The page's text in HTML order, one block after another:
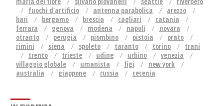
fuochi d'artificio
antenna parabolica
arezzo
bari
bergamo brescia cagliari
catania
ferrara
genova modena napoli
novara
otranto
perugia piombino pistoia
prato
rimini
siena spoleto taranto torino
trani
trento
trieste udine urbino
venezia
villaggio globale
umanista figi
new york
australia
giappone russia cecenia